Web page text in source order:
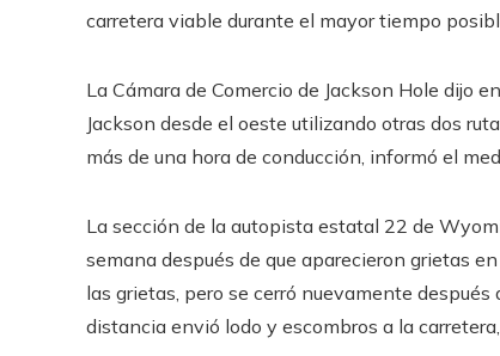
carretera viable durante el mayor tiempo
La Cámara de Comercio de Jackson Hole dijo
Jackson desde el oeste utilizando otras dos
más de una hora de conducción, informó el
La sección de la autopista estatal 22 de
semana después de que aparecieron grietas
las grietas, pero se cerró nuevamente
distancia envió lodo y escombros a la